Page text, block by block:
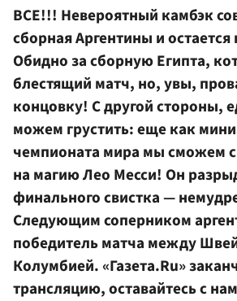
ВСЕ!!! Невероятный камбэк
сборная Аргентины и
Обидно за сборную Египта,
блестящий матч, но, увы,
концовку! С другой стороны,
можем грустить: еще как
чемпионата мира мы сможем
на магию Лео Месси! Он
финального свистка —
Следующим соперником
победитель матча между
Колумбией. «Газета.Ru»
трансляцию, оставайтесь с